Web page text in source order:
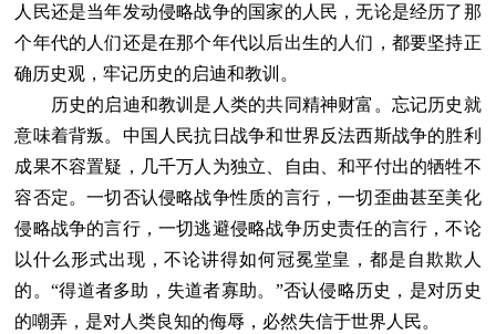
人民还是当年发动侵略战争的国家的人民，无论是经历了那
个年代的人们还是在那个年代以后出生的人们，都要坚持正
确历史观，牢记历史的启迪和教训。
历史的启迪和教训是人类的共同精神财富。忘记历史就
意味着背叛。中国人民抗日战争和世界反法西斯战争的胜利
成果不容置疑，几千万人为独立、自由、和平付出的牺牲不
容否定。一切否认侵略战争性质的言行，一切歪曲甚至美化
侵略战争的言行，一切逃避侵略战争历史责任的言行，不论
以什么形式出现，不论讲得如何冠冕堂皇，都是自欺欺人
的。“得道者多助，失道者寡助。”否认侵略历史，是对历史
的嘲弄，是对人类良知的侮辱，必然失信于世界人民。